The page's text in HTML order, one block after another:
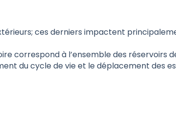
ces derniers impactent
correspond à l’ensemble des réservoirs
du cycle de vie et le déplacement des